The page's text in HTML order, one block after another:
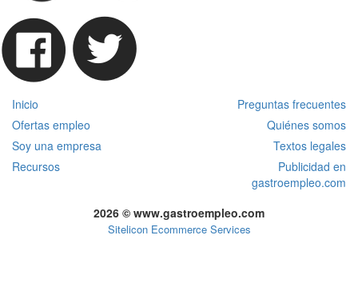
Inicio
Preguntas frecuentes
Ofertas empleo
Quiénes somos
Soy una empresa
Textos legales
Recursos
Publicidad en
gastroempleo.com
2026 © www.gastroempleo.com
Sitelicon Ecommerce Services